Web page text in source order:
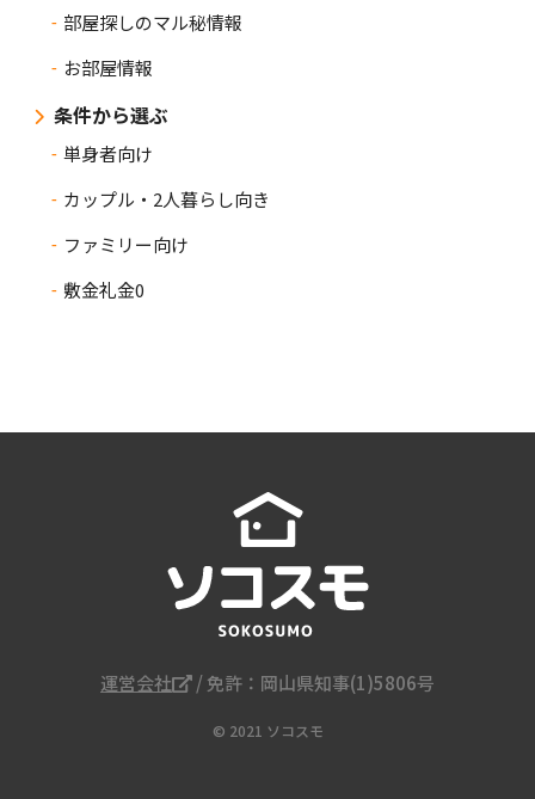
部屋探しのマル秘情報
お部屋情報
条件から選ぶ
単身者向け
カップル・2人暮らし向き
ファミリー向け
敷金礼金0
運営会社 / 免許：岡山県知事(1)5806号
© 2021 ソコスモ